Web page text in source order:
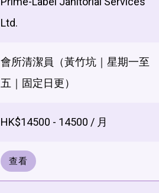
Ltd.
會所清潔員（黃竹坑｜星期一至
五｜固定日更）
HK$14500 - 14500 / 月
查看